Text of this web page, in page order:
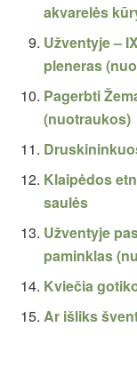
akvarelės
Užventyje –
pleneras
Pagerbti
(nuotraukos)
Klaipėdos
saulės
Užventyje
paminklas
Kviečia
Ar išliks